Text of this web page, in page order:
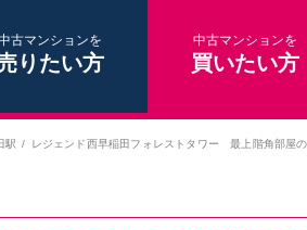
古マンションを
りたい方
中古マンションを
買いたい方
駅 レジェンド西早稲田フォレストタワー 最上階角部屋